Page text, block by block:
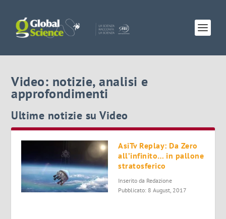
Video: notizie, analisi e
approfondimenti
Ultime notizie su Video
AsiTv Replay: Da Zero
all’infinito… in pallone
stratosferico
Inserito da Redazione
Pubblicato: 8 August, 2017